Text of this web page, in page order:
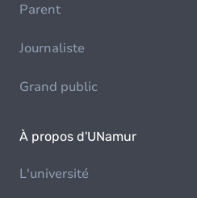
Parent
Journaliste
Grand public
À propos d'UNamur
L'université